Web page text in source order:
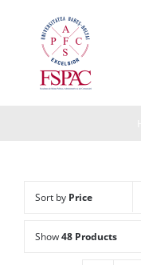
Sort by Price
Show48 Products